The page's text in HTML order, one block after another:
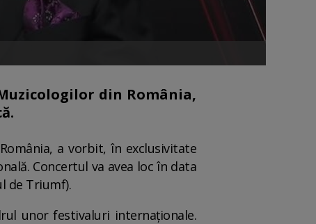
din România,
a vorbit, în exclusivitate
Concertul va avea loc în data
de Triumf).
unor festivaluri internaționale.